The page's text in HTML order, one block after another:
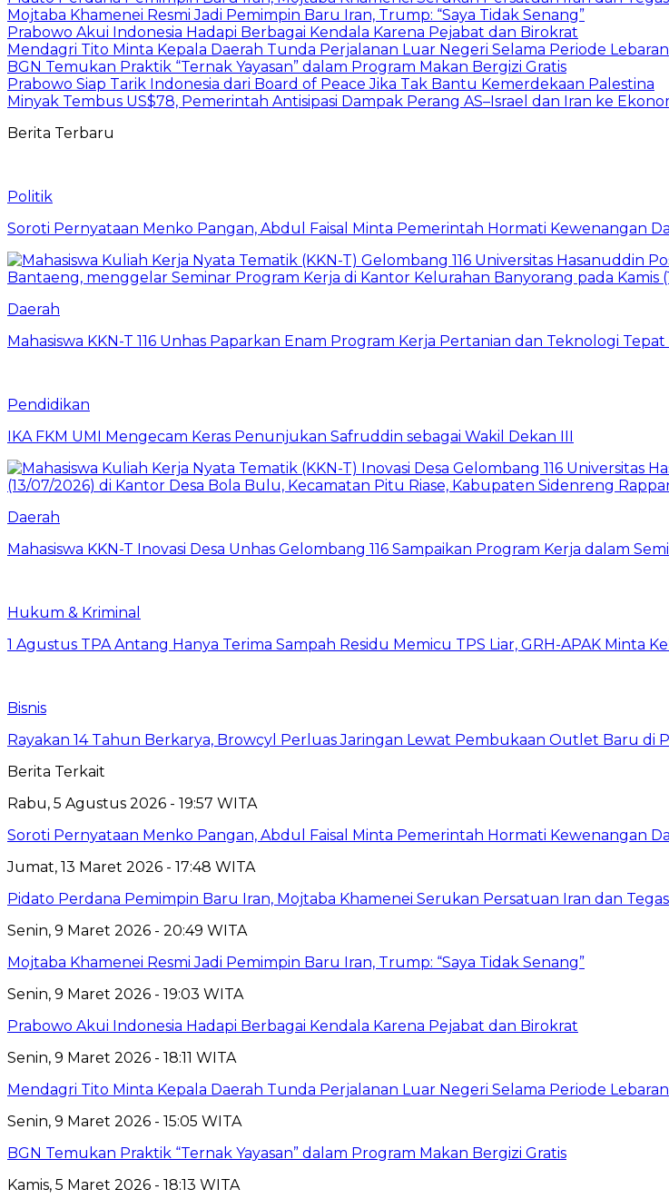
Mojtaba Khamenei Resmi Jadi Pemimpin Baru Iran, Trump: “Saya Tidak Senang”
Prabowo Akui Indonesia Hadapi Berbagai Kendala Karena Pejabat dan Birokrat
Mendagri Tito Minta Kepala Daerah Tunda Perjalanan Luar Negeri Selama Periode Lebaran
BGN Temukan Praktik “Ternak Yayasan” dalam Program Makan Bergizi Gratis
Prabowo Siap Tarik Indonesia dari Board of Peace Jika Tak Bantu Kemerdekaan Palestina
Minyak Tembus US$78, Pemerintah Antisipasi Dampak Perang AS–Israel dan Iran ke
Berita Terbaru
Politik
Soroti Pernyataan Menko Pangan, Abdul Faisal Minta Pemerintah Hormati Kewenangan
Daerah
Mahasiswa KKN-T 116 Unhas Paparkan Enam Program Kerja Pertanian dan Teknologi
Pendidikan
IKA FKM UMI Mengecam Keras Penunjukan Safruddin sebagai Wakil Dekan III
Daerah
Mahasiswa KKN-T Inovasi Desa Unhas Gelombang 116 Sampaikan Program Kerja dalam
Hukum & Kriminal
1 Agustus TPA Antang Hanya Terima Sampah Residu Memicu TPS Liar, GRH-APAK Minta
Bisnis
Rayakan 14 Tahun Berkarya, Browcyl Perluas Jaringan Lewat Pembukaan Outlet Baru di
Berita Terkait
Rabu, 5 Agustus 2026 - 19:57 WITA
Soroti Pernyataan Menko Pangan, Abdul Faisal Minta Pemerintah Hormati Kewenangan
Jumat, 13 Maret 2026 - 17:48 WITA
Pidato Perdana Pemimpin Baru Iran, Mojtaba Khamenei Serukan Persatuan Iran dan
Senin, 9 Maret 2026 - 20:49 WITA
Mojtaba Khamenei Resmi Jadi Pemimpin Baru Iran, Trump: “Saya Tidak Senang”
Senin, 9 Maret 2026 - 19:03 WITA
Prabowo Akui Indonesia Hadapi Berbagai Kendala Karena Pejabat dan Birokrat
Senin, 9 Maret 2026 - 18:11 WITA
Mendagri Tito Minta Kepala Daerah Tunda Perjalanan Luar Negeri Selama Periode Lebaran
Senin, 9 Maret 2026 - 15:05 WITA
BGN Temukan Praktik “Ternak Yayasan” dalam Program Makan Bergizi Gratis
Kamis, 5 Maret 2026 - 18:13 WITA